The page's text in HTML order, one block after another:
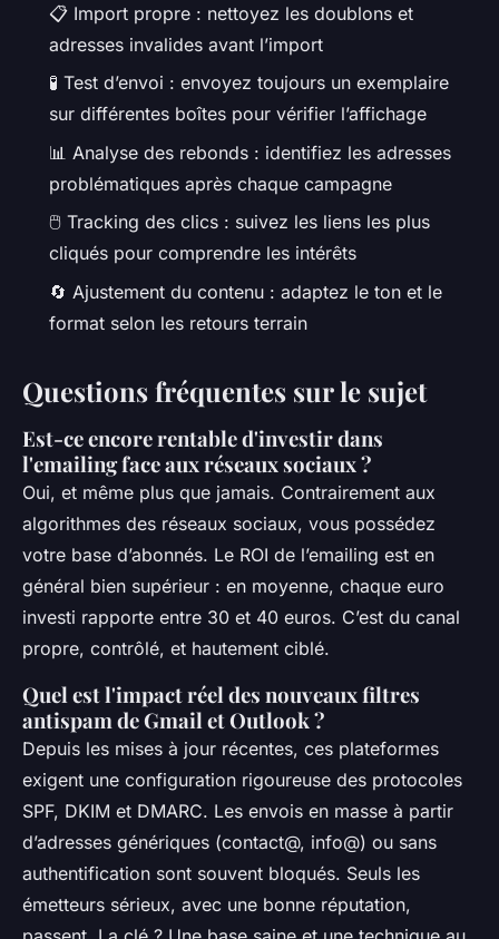
📋 Import propre : nettoyez les doublons et
adresses invalides avant l’import
🧪 Test d’envoi : envoyez toujours un exemplaire
sur différentes boîtes pour vérifier l’affichage
📊 Analyse des rebonds : identifiez les adresses
problématiques après chaque campagne
🖱️ Tracking des clics : suivez les liens les plus
cliqués pour comprendre les intérêts
🔄 Ajustement du contenu : adaptez le ton et le
format selon les retours terrain
Questions fréquentes sur le sujet
Est-ce encore rentable d'investir dans
l'emailing face aux réseaux sociaux ?
Oui, et même plus que jamais. Contrairement aux
algorithmes des réseaux sociaux, vous possédez
votre base d’abonnés. Le ROI de l’emailing est en
général bien supérieur : en moyenne, chaque euro
investi rapporte entre 30 et 40 euros. C’est du canal
propre, contrôlé, et hautement ciblé.
Quel est l'impact réel des nouveaux filtres
antispam de Gmail et Outlook ?
Depuis les mises à jour récentes, ces plateformes
exigent une configuration rigoureuse des protocoles
SPF, DKIM et DMARC. Les envois en masse à partir
d’adresses génériques (contact@, info@) ou sans
authentification sont souvent bloqués. Seuls les
émetteurs sérieux, avec une bonne réputation,